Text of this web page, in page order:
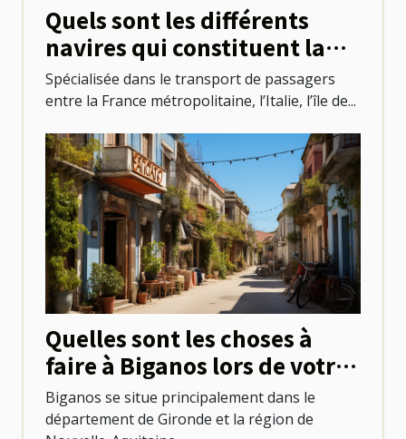
Quels sont les différents
navires qui constituent la
flotte de Corsica Ferries ?
Spécialisée dans le transport de passagers
entre la France métropolitaine, l’Italie, l’île de...
Quelles sont les choses à
faire à Biganos lors de votre
séjour ?
Biganos se situe principalement dans le
département de Gironde et la région de